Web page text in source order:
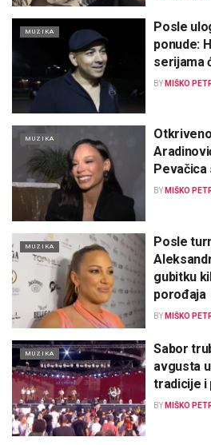
MUZIKA
Posle
ponude:
serijama
BY MIŠKO
MUZIKA
BY MIŠKO
MUZIKA
Posle
gubitku
porođaja
BY MIŠKO
MUZIKA
Sabor
avgusta
tradicije i
BY MIŠKO